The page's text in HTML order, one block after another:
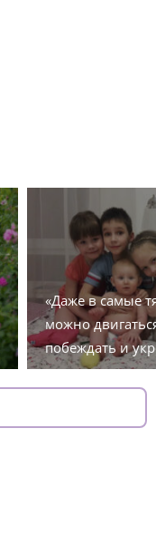
«Даже в самые
можно
побеждать и